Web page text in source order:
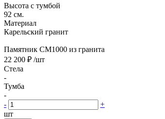
Высота с тумбой
92 см.
Материал
Карельский гранит
Памятник CM1000 из гранита
22 200 ₽ /шт
Стела
-
Тумба
-
-
+
шт